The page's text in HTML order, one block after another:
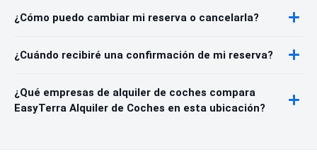
¿Cómo puedo cambiar mi reserva o cancelarla?
¿Cuándo recibiré una confirmación de mi reserva?
¿Qué empresas de alquiler de coches compara
EasyTerra Alquiler de Coches en esta ubicación?